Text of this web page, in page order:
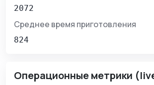
2072
Среднее время приготовления
824
Операционные метрики